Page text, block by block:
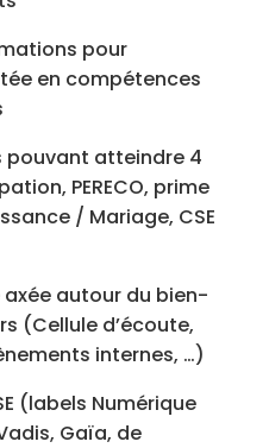
pour
en compétences
pouvant atteindre 4
PERECO, prime
/ Mariage, CSE
axée autour du bien-
(Cellule d’écoute,
internes, …)
(labels Numérique
Gaïa, de